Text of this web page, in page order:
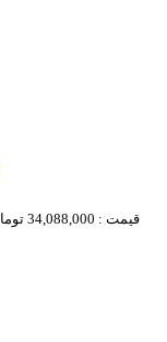
قیمت : 34,088,000 تومان